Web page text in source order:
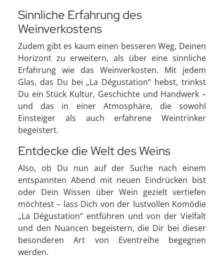
Sinnliche Erfahrung des
Weinverkostens
Zudem gibt es kaum einen besseren Weg, Deinen
Horizont zu erweitern, als über eine sinnliche
Erfahrung wie das Weinverkosten. Mit jedem
Glas, das Du bei „La Dégustation“ hebst, trinkst
Du ein Stück Kultur, Geschichte und Handwerk –
und das in einer Atmosphäre, die sowohl
Einsteiger als auch erfahrene Weintrinker
begeistert.
Entdecke die Welt des Weins
Also, ob Du nun auf der Suche nach einem
entspannten Abend mit neuen Eindrücken bist
oder Dein Wissen über Wein gezielt vertiefen
möchtest – lass Dich von der lustvollen Komödie
„La Dégustation“ entführen und von der Vielfalt
und den Nuancen begeistern, die Dir bei dieser
besonderen Art von Eventreihe begegnen
werden.